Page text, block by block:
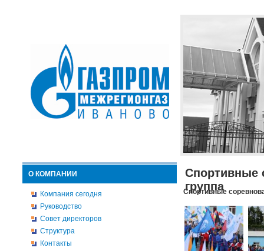
О КОМПАНИИ
Компания сегодня
Руководство
Совет директоров
Структура
Контакты
Спортивные
группа
Спортивные